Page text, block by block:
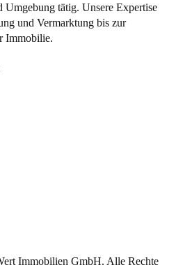
Umgebung tätig. Unsere Expertise
und Vermarktung bis zur
Immobilie.
Immobilien GmbH. Alle Rechte